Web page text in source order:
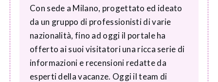
Con sede a Milano, progettato ed ideato
da un gruppo di professionisti di varie
nazionalità, fino ad oggi il portale ha
offerto ai suoi visitatori una ricca serie di
informazioni e recensioni redatte da
esperti della vacanze. Oggi il team di